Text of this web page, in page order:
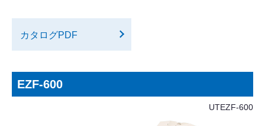
カタログPDF
EZF-600
UTEZF-600